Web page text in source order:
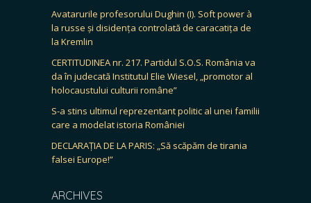
Avatarurile profesorului Dughin (I). Soft power à
la russe și disidența controlată de caracatița de
la Kremlin
CERTITUDINEA nr. 217. Partidul S.O.S. România va
da în judecată Institutul Elie Wiesel, „promotor al
holocaustului culturii române”
S-a stins ultimul reprezentant politic al unei familii
care a modelat istoria României
DECLARAȚIA DE LA PARIS: „Să scăpăm de tirania
falsei Europe!”
ARCHIVES